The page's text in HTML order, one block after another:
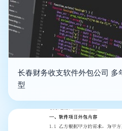
长春财务收支软件外包公司
型